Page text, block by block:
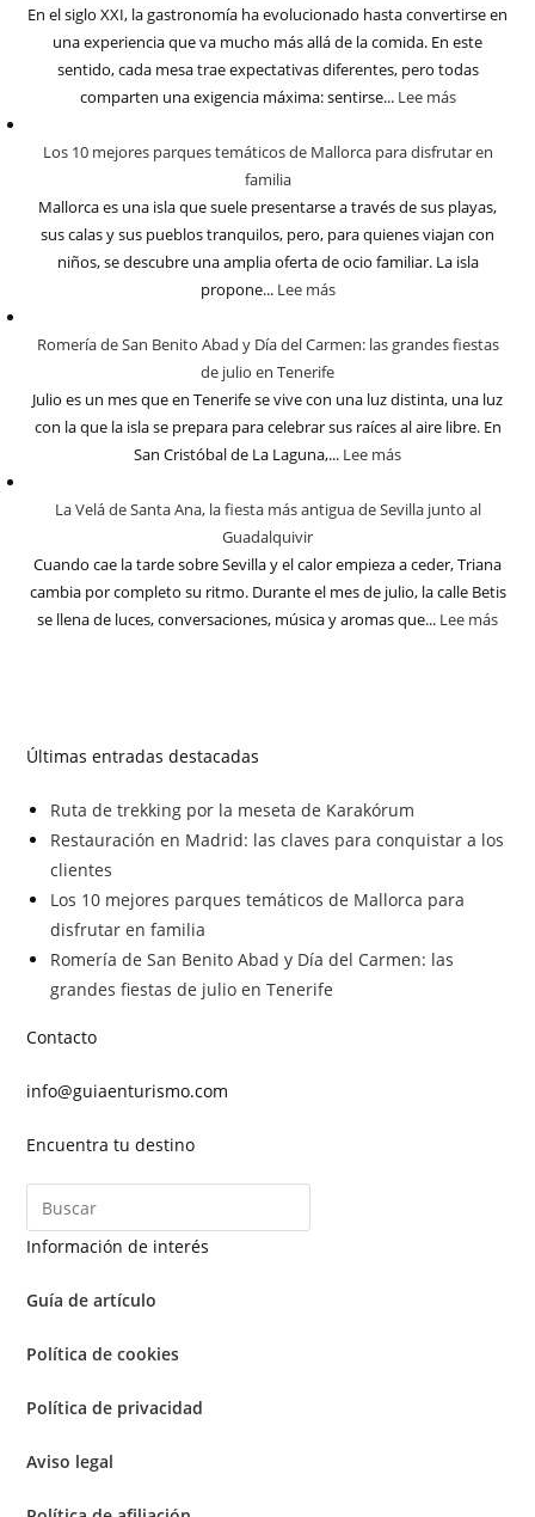
En el siglo XXI, la gastronomía ha evolucionado hasta convertirse en
una experiencia que va mucho más allá de la comida. En este
sentido, cada mesa trae expectativas diferentes, pero todas
comparten una exigencia máxima: sentirse... Lee más
Los 10 mejores parques temáticos de Mallorca para disfrutar en
familia
Mallorca es una isla que suele presentarse a través de sus playas,
sus calas y sus pueblos tranquilos, pero, para quienes viajan con
niños, se descubre una amplia oferta de ocio familiar. La isla
propone... Lee más
Romería de San Benito Abad y Día del Carmen: las grandes fiestas
de julio en Tenerife
Julio es un mes que en Tenerife se vive con una luz distinta, una luz
con la que la isla se prepara para celebrar sus raíces al aire libre. En
San Cristóbal de La Laguna,... Lee más
La Velá de Santa Ana, la fiesta más antigua de Sevilla junto al
Guadalquivir
Cuando cae la tarde sobre Sevilla y el calor empieza a ceder, Triana
cambia por completo su ritmo. Durante el mes de julio, la calle Betis
se llena de luces, conversaciones, música y aromas que... Lee más
Últimas entradas destacadas
Ruta de trekking por la meseta de Karakórum
Restauración en Madrid: las claves para conquistar a los
clientes
Los 10 mejores parques temáticos de Mallorca para
disfrutar en familia
Romería de San Benito Abad y Día del Carmen: las
grandes fiestas de julio en Tenerife
Contacto
info@guiaenturismo.com
Encuentra tu destino
Información de interés
Guía de artículo
Política de cookies
Política de privacidad
Aviso legal